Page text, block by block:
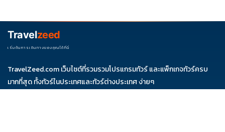
ช่วงราคา ไม่ควรเทียบจากราคาต่ำสุดเพียงอย่างเดียว
ดูรีวิว ติดต่อเซล จองผ่านแชท
Travelzeed
เริ่มต้นการเดินทางของคุณได้ที่นี่
TravelZeed.com เว็บไซต์ที่รวมรวมโปรแกรมทัวร์ และแพ็กเกจทัวร์ครบ
มากที่สุด ทั้งทัวร์ในประเทศและทัวร์ต่างประเทศ ง่ายๆ